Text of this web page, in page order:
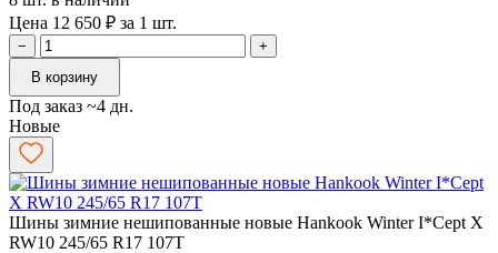
Цена 12 650 ₽ за 1 шт.
−
+
В корзину
Под заказ ~4 дн.
Новые
Шины зимние нешипованные новые Hankook Winter I*Cept X
RW10 245/65 R17 107T